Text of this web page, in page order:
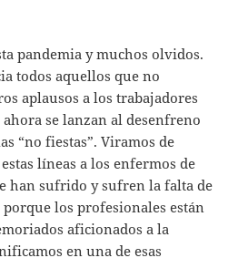
pandemia y muchos olvidos.
todos aquellos que no
aplausos a los trabajadores
se lanzan al desenfreno
“no fiestas”. Viramos de
líneas a los enfermos de
han sufrido y sufren la falta de
porque los profesionales están
aficionados a la
en una de esas